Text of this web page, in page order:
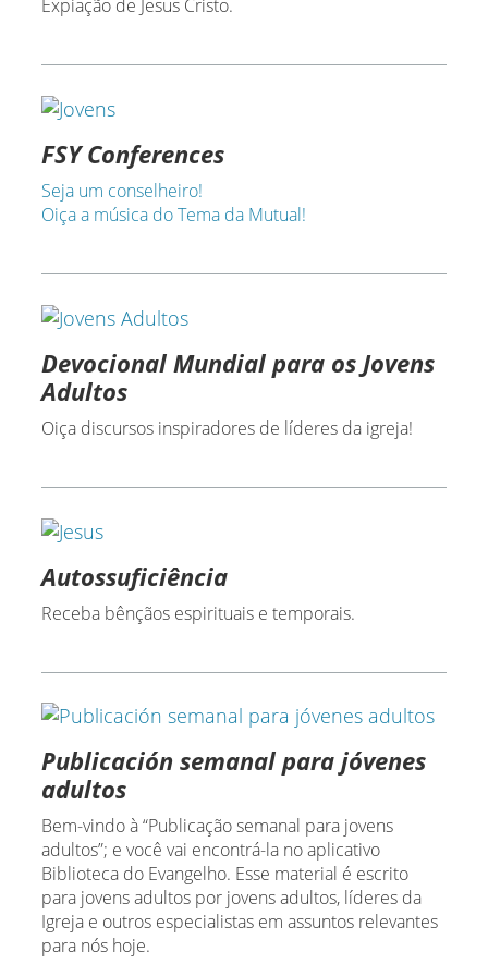
Expiação de Jesus Cristo.
FSY Conferences
Seja um conselheiro!
Oiça a música do Tema da Mutual!
Devocional Mundial para os Jovens
Adultos
Oiça discursos inspiradores de líderes da igreja!
Autossuficiência
Receba bênçãos espirituais e temporais.
Publicación semanal para jóvenes
adultos
Bem-vindo à “Publicação semanal para jovens
adultos”; e você vai encontrá-la no aplicativo
Biblioteca do Evangelho. Esse material é escrito
para jovens adultos por jovens adultos, líderes da
Igreja e outros especialistas em assuntos relevantes
para nós hoje.